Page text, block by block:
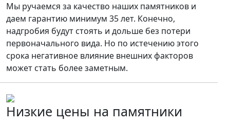
Мы ручаемся за качество наших памятников и
даем гарантию минимум 35 лет. Конечно,
надгробия будут стоять и дольше без потери
первоначального вида. Но по истечению этого
срока негативное влияние внешних факторов
может стать более заметным.
Низкие цены на памятники